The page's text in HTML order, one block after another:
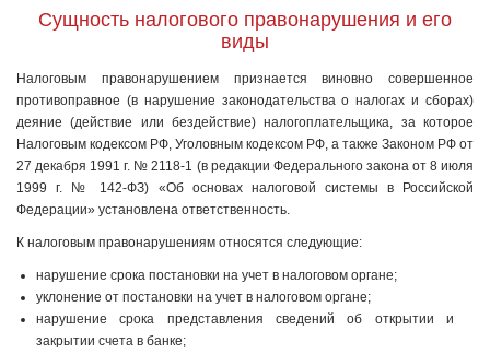
Сущность налогового правонарушения и его
виды
Налоговым правонарушением признается виновно совершенное
противоправное (в нарушение законодательства о налогах и сбоpax)
деяние (действие или бездействие) налогоплательщика, за которое
Налоговым кодексом РФ, Уголовным кодексом РФ, а также Законом РФ от
27 декабря 1991 г. № 2118-1 (в редакции Федерального закона от 8 июля
1999 г. № 142-ФЗ) «Об основах налоговой системы в Российской
Федерации» установлена ответственность.
К налоговым правонарушениям относятся следующие:
нарушение срока постановки на учет в налоговом органе;
уклонение от постановки на учет в налоговом органе;
нарушение срока представления сведений об открытии и
закрытии счета в банке;